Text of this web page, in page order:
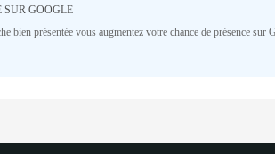
SUR GOOGLE
bien présentée vous augmentez votre chance de présence sur